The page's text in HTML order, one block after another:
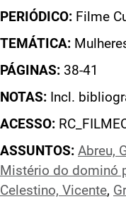
PERIÓDICO: Filme
TEMÁTICA:
PÁGINAS: 38-41
NOTAS: Incl.
ACESSO:
ASSUNTOS: Abreu,
Mistério do dominó
Celestino, Vicente,